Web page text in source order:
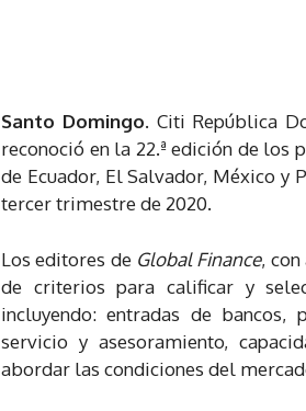
Santo Domingo. Citi República
reconoció en la 22.ª edición de los
de Ecuador, El Salvador, México y
tercer trimestre de 2020.
Los editores de Global Finance,
de criterios para calificar y
incluyendo: entradas de bancos,
servicio y asesoramiento,
abordar las condiciones del